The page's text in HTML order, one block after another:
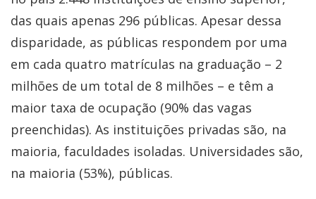
das quais apenas 296 públicas. Apesar dessa
disparidade, as públicas respondem por uma
em cada quatro matrículas na graduação – 2
milhões de um total de 8 milhões – e têm a
maior taxa de ocupação (90% das vagas
preenchidas). As instituições privadas são, na
maioria, faculdades isoladas. Universidades são,
na maioria (53%), públicas.